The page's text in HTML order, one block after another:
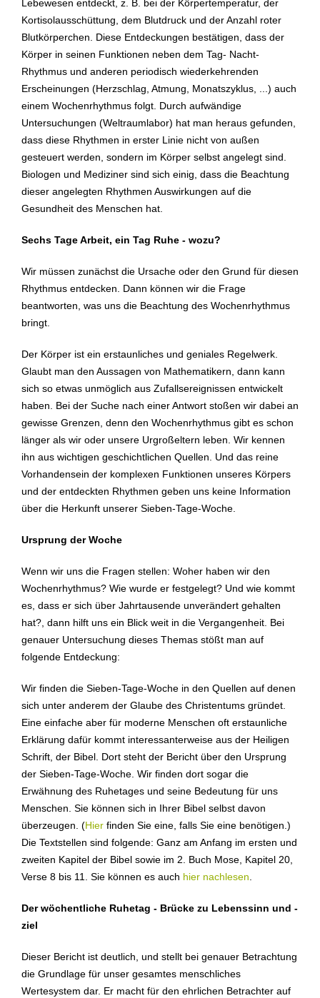
Lebewesen entdeckt, z. B. bei der Körpertemperatur, der
Kortisolausschüttung, dem Blutdruck und der Anzahl roter
Blutkörperchen. Diese Entdeckungen bestätigen, dass der
Körper in seinen Funktionen neben dem Tag- Nacht-
Rhythmus und anderen periodisch wiederkehrenden
Erscheinungen (Herzschlag, Atmung, Monatszyklus, ...) auch
einem Wochenrhythmus folgt. Durch aufwändige
Untersuchungen (Weltraumlabor) hat man heraus gefunden,
dass diese Rhythmen in erster Linie nicht von außen
gesteuert werden, sondern im Körper selbst angelegt sind.
Biologen und Mediziner sind sich einig, dass die Beachtung
dieser angelegten Rhythmen Auswirkungen auf die
Gesundheit des Menschen hat.
Sechs Tage Arbeit, ein Tag Ruhe - wozu?
Wir müssen zunächst die Ursache oder den Grund für diesen
Rhythmus entdecken. Dann können wir die Frage
beantworten, was uns die Beachtung des Wochenrhythmus
bringt.
Der Körper ist ein erstaunliches und geniales Regelwerk.
Glaubt man den Aussagen von Mathematikern, dann kann
sich so etwas unmöglich aus Zufallsereignissen entwickelt
haben. Bei der Suche nach einer Antwort stoßen wir dabei an
gewisse Grenzen, denn den Wochenrhythmus gibt es schon
länger als wir oder unsere Urgroßeltern leben. Wir kennen
ihn aus wichtigen geschichtlichen Quellen. Und das reine
Vorhandensein der komplexen Funktionen unseres Körpers
und der entdeckten Rhythmen geben uns keine Information
über die Herkunft unserer Sieben-Tage-Woche.
Ursprung der Woche
Wenn wir uns die Fragen stellen: Woher haben wir den
Wochenrhythmus? Wie wurde er festgelegt? Und wie kommt
es, dass er sich über Jahrtausende unverändert gehalten
hat?, dann hilft uns ein Blick weit in die Vergangenheit. Bei
genauer Untersuchung dieses Themas stößt man auf
folgende Entdeckung:
Wir finden die Sieben-Tage-Woche in den Quellen auf denen
sich unter anderem der Glaube des Christentums gründet.
Eine einfache aber für moderne Menschen oft erstaunliche
Erklärung dafür kommt interessanterweise aus der Heiligen
Schrift, der Bibel. Dort steht der Bericht über den Ursprung
der Sieben-Tage-Woche. Wir finden dort sogar die
Erwähnung des Ruhetages und seine Bedeutung für uns
Menschen. Sie können sich in Ihrer Bibel selbst davon
überzeugen. (Hier finden Sie eine, falls Sie eine benötigen.)
Die Textstellen sind folgende: Ganz am Anfang im ersten und
zweiten Kapitel der Bibel sowie im 2. Buch Mose, Kapitel 20,
Verse 8 bis 11. Sie können es auch hier nachlesen
Der wöchentliche Ruhetag - Brücke zu Lebenssinn und -
ziel
Dieser Bericht ist deutlich, und stellt bei genauer Betrachtung
die Grundlage für unser gesamtes menschliches
Wertesystem dar. Er macht für den ehrlichen Betrachter auf